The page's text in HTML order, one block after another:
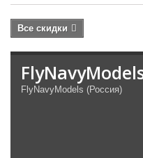
Все скидки
FlyNavyModels (Россия)